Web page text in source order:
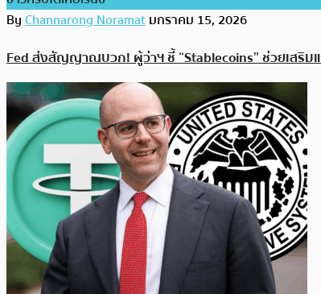
ByChannarong Noramatมกราคม 15, 2026
Fed ส่งสัญญาณบวก! ผู้ว่าฯ ชี้ “Stablecoins” ช่วยเสริ